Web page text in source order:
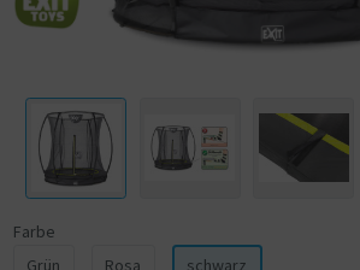
Farbe
Grün
Rosa schwarz